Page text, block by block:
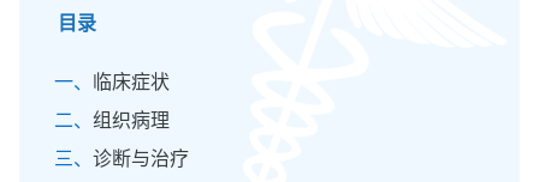
目录
临床症状
组织病理
诊断与治疗